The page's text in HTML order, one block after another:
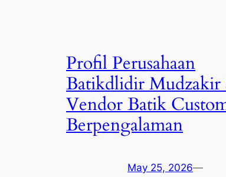
Profil Perusahaan
Batikdlidir Mudzakir
Vendor Batik
Berpengalaman
May 25, 2026—